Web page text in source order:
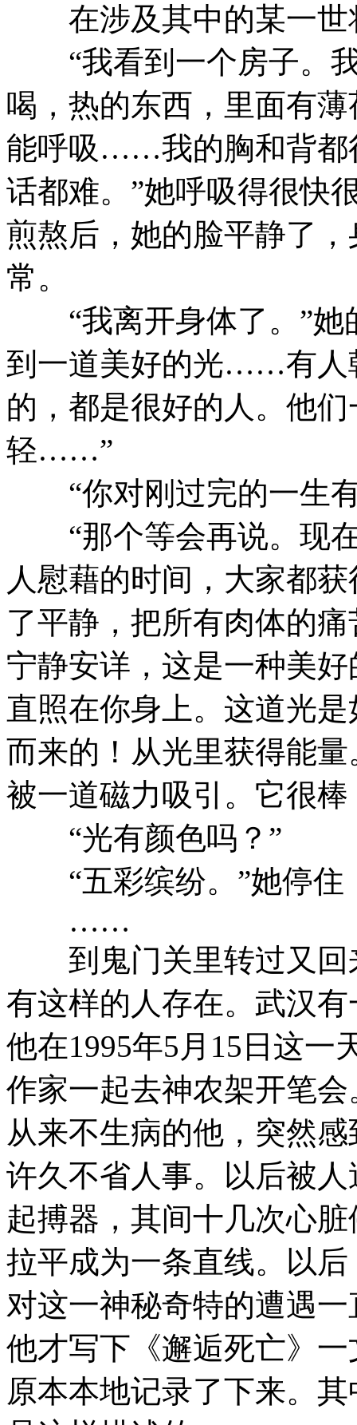
在涉及其中的某一世
“我看到一个房子。我
喝，热的东西，里面有
能呼吸……我的胸和背
话都难。”她呼吸得很快
煎熬后，她的脸平静了
常。
“我离开身体了。”她
到一道美好的光……有人
的，都是很好的人。他
轻……”
“你对刚过完的一生有
“那个等会再说。现在
人慰藉的时间，大家都
了平静，把所有肉体的
宁静安详，这是一种美
直照在你身上。这道光
而来的！从光里获得能
被一道磁力吸引。它很
“光有颜色吗？”
“五彩缤纷。”她停住
……
到鬼门关里转过又回
有这样的人存在。武汉
他在1995年5月15日这一
作家一起去神农架开笔
从来不生病的他，突然
许久不省人事。以后被
起搏器，其间十几次心
拉平成为一条直线。以
对这一神秘奇特的遭遇
他才写下《邂逅死亡》
原本本地记录了下来。